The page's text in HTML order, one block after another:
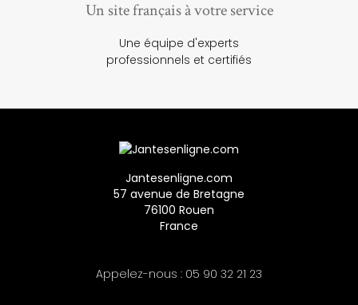
Un site français à votre service
Une équipe d'experts
professionnels et certifiés
Jantesenligne.com
57 avenue de Bretagne
76100 Rouen
France
Appelez-nous : 05 90 32 21 23